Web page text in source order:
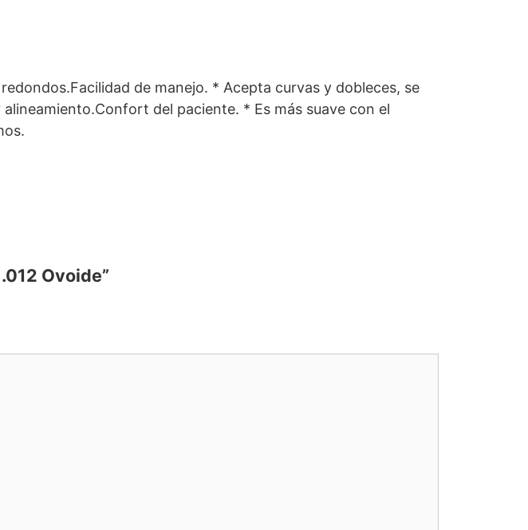
de manejo. * Acepta curvas y dobleces, se
del paciente. * Es más suave con el
Ovoide”